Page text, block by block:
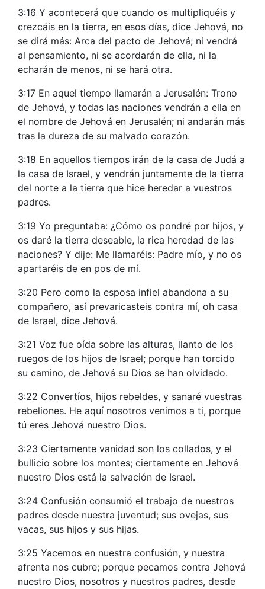
3:16 Y acontecerá que cuando os multipliquéis y
crezcáis en la tierra, en esos días, dice Jehová, no
se dirá más: Arca del pacto de Jehová; ni vendrá
al pensamiento, ni se acordarán de ella, ni la
echarán de menos, ni se hará otra.
3:17 En aquel tiempo llamarán a Jerusalén: Trono
de Jehová, y todas las naciones vendrán a ella en
el nombre de Jehová en Jerusalén; ni andarán más
tras la dureza de su malvado corazón.
3:18 En aquellos tiempos irán de la casa de Judá a
la casa de Israel, y vendrán juntamente de la tierra
del norte a la tierra que hice heredar a vuestros
padres.
3:19 Yo preguntaba: ¿Cómo os pondré por hijos, y
os daré la tierra deseable, la rica heredad de las
naciones? Y dije: Me llamaréis: Padre mío, y no os
apartaréis de en pos de mí.
3:20 Pero como la esposa infiel abandona a su
compañero, así prevaricasteis contra mí, oh casa
de Israel, dice Jehová.
3:21 Voz fue oída sobre las alturas, llanto de los
ruegos de los hijos de Israel; porque han torcido
su camino, de Jehová su Dios se han olvidado.
3:22 Convertíos, hijos rebeldes, y sanaré vuestras
rebeliones. He aquí nosotros venimos a ti, porque
tú eres Jehová nuestro Dios.
3:23 Ciertamente vanidad son los collados, y el
bullicio sobre los montes; ciertamente en Jehová
nuestro Dios está la salvación de Israel.
3:24 Confusión consumió el trabajo de nuestros
padres desde nuestra juventud; sus ovejas, sus
vacas, sus hijos y sus hijas.
3:25 Yacemos en nuestra confusión, y nuestra
afrenta nos cubre; porque pecamos contra Jehová
nuestro Dios, nosotros y nuestros padres, desde